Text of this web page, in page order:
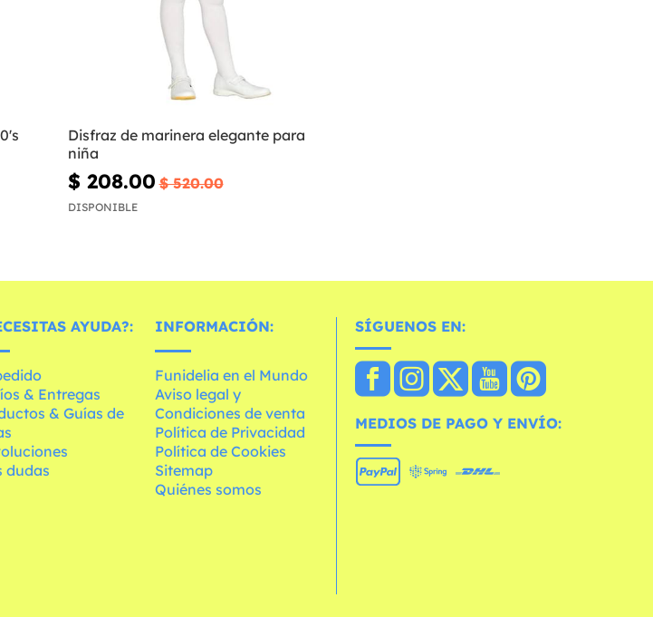
Disfraz de marinera elegante para
niña
$ 208.00 $ 520.00
DISPONIBLE
AYUDA?:
& Entregas
& Guías de
dudas
INFORMACIÓN:
Funidelia en el Mundo
Aviso legal y
Condiciones de venta
Política de Privacidad
Política de Cookies
Sitemap
Quiénes somos
SÍGUENOS EN:
MEDIOS DE PAGO Y ENVÍO: